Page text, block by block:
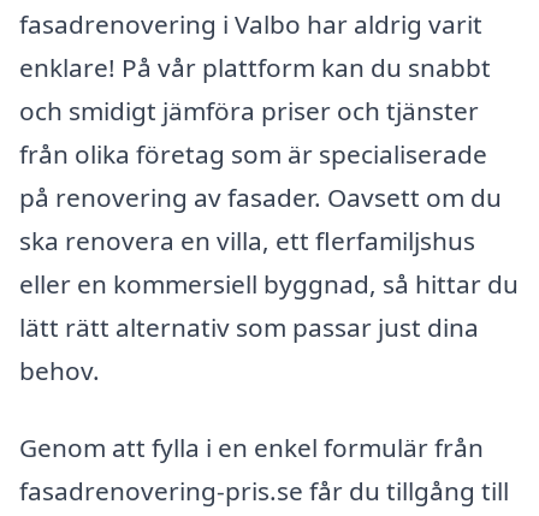
fasadrenovering i Valbo har aldrig varit
enklare! På vår plattform kan du snabbt
och smidigt jämföra priser och tjänster
från olika företag som är specialiserade
på renovering av fasader. Oavsett om du
ska renovera en villa, ett flerfamiljshus
eller en kommersiell byggnad, så hittar du
lätt rätt alternativ som passar just dina
behov.
Genom att fylla i en enkel formulär från
fasadrenovering-pris.se får du tillgång till